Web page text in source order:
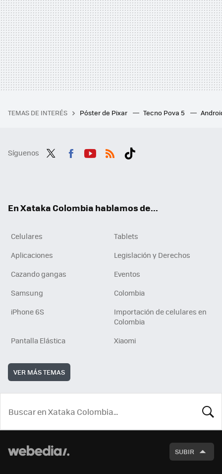
TEMAS DE INTERÉS Póster de Pixar Tecno Pova 5
Síguenos
En Xataka Colombia hablamos de...
Celulares
Tablets
Aplicaciones
Legislación y Derechos
Cazando gangas
Eventos
Samsung
Colombia
iPhone 6S
Importación de celulares en
Colombia
Pantalla Elástica
Xiaomi
VER MÁS TEMAS
SUBIR